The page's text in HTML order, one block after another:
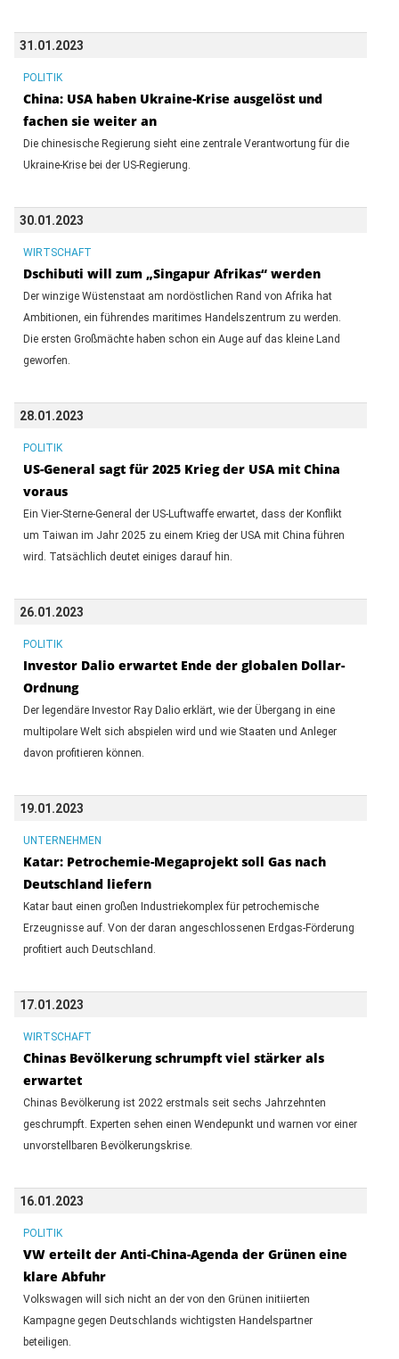
31.01.2023
POLITIK
China: USA haben Ukraine-Krise ausgelöst und
fachen sie weiter an
Die chinesische Regierung sieht eine zentrale Verantwortung für die
Ukraine-Krise bei der US-Regierung.
30.01.2023
WIRTSCHAFT
Dschibuti will zum „Singapur Afrikas“ werden
Der winzige Wüstenstaat am nordöstlichen Rand von Afrika hat
Ambitionen, ein führendes maritimes Handelszentrum zu werden.
Die ersten Großmächte haben schon ein Auge auf das kleine Land
geworfen.
28.01.2023
POLITIK
US-General sagt für 2025 Krieg der USA mit China
voraus
Ein Vier-Sterne-General der US-Luftwaffe erwartet, dass der Konflikt
um Taiwan im Jahr 2025 zu einem Krieg der USA mit China führen
wird. Tatsächlich deutet einiges darauf hin.
26.01.2023
POLITIK
Investor Dalio erwartet Ende der globalen Dollar-
Ordnung
Der legendäre Investor Ray Dalio erklärt, wie der Übergang in eine
multipolare Welt sich abspielen wird und wie Staaten und Anleger
davon profitieren können.
19.01.2023
UNTERNEHMEN
Katar: Petrochemie-Megaprojekt soll Gas nach
Deutschland liefern
Katar baut einen großen Industriekomplex für petrochemische
Erzeugnisse auf. Von der daran angeschlossenen Erdgas-Förderung
profitiert auch Deutschland.
17.01.2023
WIRTSCHAFT
Chinas Bevölkerung schrumpft viel stärker als
erwartet
Chinas Bevölkerung ist 2022 erstmals seit sechs Jahrzehnten
geschrumpft. Experten sehen einen Wendepunkt und warnen vor einer
unvorstellbaren Bevölkerungskrise.
16.01.2023
POLITIK
VW erteilt der Anti-China-Agenda der Grünen eine
klare Abfuhr
Volkswagen will sich nicht an der von den Grünen initiierten
Kampagne gegen Deutschlands wichtigsten Handelspartner
beteiligen.